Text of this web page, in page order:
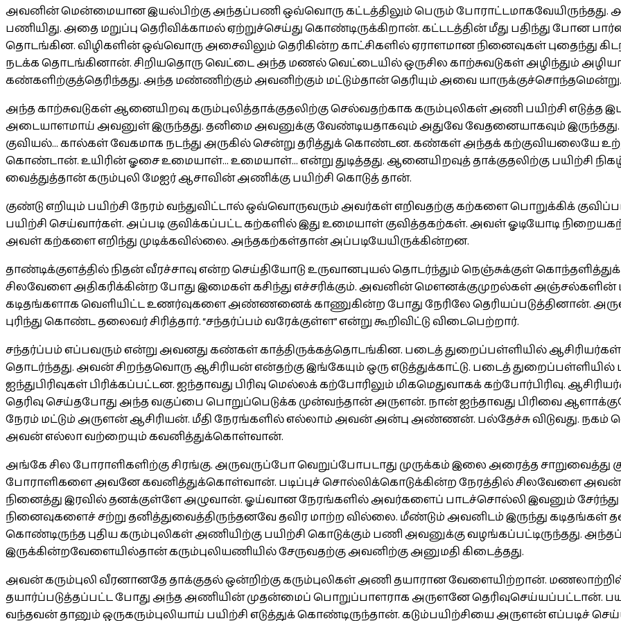
அவனின் மென்மையான இயல்பிற்கு அந்தப்பணி ஒவ்வொரு கட்டத்திலும் பெரும்
பணியிது. அதை மறுப்பு தெரிவிக்காமல் ஏற்றுச்செய்து கொண்டிருக்கிறான். கட்டடத்தின் மீது பதிந்து போன
தொடங்கின. விழிகளின் ஒவ்வொரு அசைவிலும் தெரிகின்ற காட்சிகளில் ஏராளமான நினைவுகள் புதைந்து
நடக்க தொடங்கினான். சிறியதொரு வெட்டை அந்த மணல் வெட்டையில் ஒருசில காற்சுவடுகள் அழிந்தும்
கண்களிற்குத்தெரிந்தது. அந்த மண்ணிற்கும் அவனிற்கும் மட்டும்தான் தெரியும் அவை யாருக்குச்சொந்தமென்று.
அந்த காற்சுவடுகள் ஆனையிறவு கரும்புலித்தாக்குதலிற்கு செல்வதற்காக கரும்புலிகள் அணி பயிற்சி எடுத்த
அடையாளமாய் அவனுள் இருந்தது. தனிமை அவனுக்கு வேண்டியதாகவும் அதுவே வேதனையாகவும்
குவியல்... கால்கள் வேகமாக நடந்து அருகில் சென்று தரித்துக் கொண்டன. கண்கள் அந்தக் கற்குவியலையே
கொண்டான். உயிரின் ஓசை உமையாள்... உமையாள்... என்று துடித்தது. ஆனையிறவுத் தாக்குதலிற்கு பயிற்சி
வைத்துத்தான் கரும்புலி மேஐர் ஆசாவின் அணிக்கு பயிற்சி கொடுத் தான்.
குண்டு எறியும் பயிற்சி நேரம் வந்துவிட்டால் ஒவ்வொருவரும் அவர்கள் எறிவதற்கு கற்களை பொறுக்கிக்
பயிற்சி செய்வார்கள். அப்படி குவிக்கப்பட்ட கற்களில் இது உமையாள் குவித்தகற்கள். அவள் ஓடியோடி
அவள் கற்களை எறிந்து முடிக்கவில்லை. அந்தகற்கள்தான் அப்படியேயிருக்கின்றன.
தாண்டிக்குளத்தில் நிதன் வீரச்சாவு என்ற செய்தியோடு உருவானபுயல் தொடர்ந்தும் நெஞ்சுக்குள்
சிலவேளை அதிகரிக்கின்ற போது இமைகள் கசிந்து எச்சரிக்கும். அவனின் மௌனக்குமுறல்கள் அஞ்சல்களின்
கடிதங்களாக வெளியிட்ட உணர்வுகளை அண்ணனைக் காணுகின்ற போது நேரிலே தெரியப்படுத்தினான்.
புரிந்து கொண்ட தலைவர் சிரித்தார். “சந்தர்ப்பம் வரேக்குள்ள” என்று கூறிவிட்டு விடைபெற்றார்.
சந்தர்ப்பம் எப்பவரும் என்று அவனது கண்கள் காத்திருக்கத்தொடங்கின. படைத் துறைப்பள்ளியில்
தொடர்ந்தது. அவன் சிறந்தவொரு ஆசிரியன் என்தற்கு இங்கேயும் ஒரு எடுத்துக்காட்டு. படைத்
ஐந்துபிரிவுகள் பிரிக்கப்பட்டன. ஐந்தாவது பிரிவு மெல்லக் கற்போரிலும் மிகமெதுவாகக் கற்போர்பிரிவு.
தெரிவு செய்தபோது அந்த வகுப்பை பொறுப்பெடுக்க முன்வந்தான் அருளன். நான் ஐந்தாவது பிரிவை
நேரம் மட்டும் அருளன் ஆசிரியன். மீதி நேரங்களில் எல்லாம் அவன் அன்பு அண்ணன். பல்தேச்சு விடுவது. நகம்
அவன் எல்லா வற்றையும் கவனித்துக்கொள்வான்.
அங்கே சில போராளிகளிற்கு சிரங்கு. அருவருப்போ வெறுப்போபடாது முருக்கம் இலை அரைத்த சாறுவைத்து
போராளிகளை அவனே கவனித்துக்கொள்வான். படிப்புச் சொல்லிக்கொடுக்கின்ற நேரத்தில் சிலவேளை அவன்
நினைத்து இரவில் தனக்குள்ளே அழுவான். ஓய்வான நேரங்களில் அவர்களைப் பாடச்சொல்லி இவனும்
நினைவுகளைச் சற்று தனித்துவைத்திருந்தனவே தவிர மாற்ற வில்லை. மீண்டும் அவனிடம் இருந்து
கொண்டிருந்த புதிய கரும்புலிகள் அணியிற்கு பயிற்சி கொடுக்கும் பணி அவனுக்கு வழங்கப்பட்டிருந்தது.
இருக்கின்றவேளையில்தான் கரும்புலியணியில் சேருவதற்கு அவனிற்கு அனுமதி கிடைத்தது.
அவன் கரும்புலி வீரனானதே தாக்குதல் ஒன்றிற்கு கரும்புலிகள் அணி தயாரான வேளையிற்றான்.
தயார்ப்படுத்தப்பட்ட போது அந்த அணியின் முதன்மைப் பொறுப்பாளராக அருளனே தெரிவுசெய்யப்பட்டான்.
வந்தவன் தானும் ஒருகரும்புலியாய் பயிற்சி எடுத்துக் கொண்டிருந்தான். கடும்பயிற்சியை அருளன் எப்படிச்